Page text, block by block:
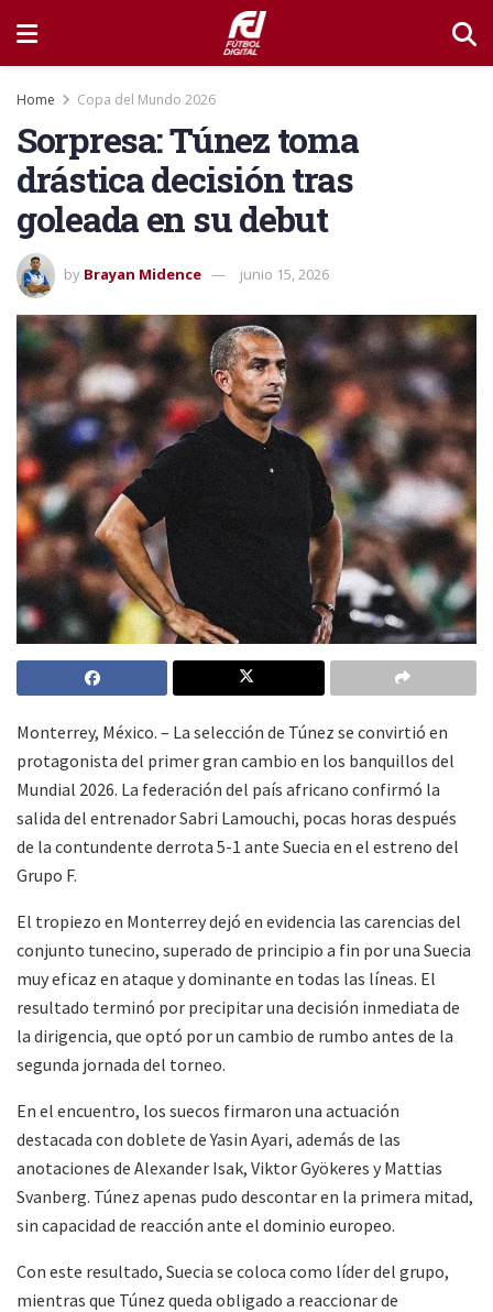
Home Copa del Mundo 2026
Sorpresa: Túnez toma
drástica decisión tras
goleada en su debut
by Brayan Midence junio 15, 2026
Monterrey, México. – La selección de Túnez se convirtió en
protagonista del primer gran cambio en los banquillos del
Mundial 2026. La federación del país africano confirmó la
salida del entrenador Sabri Lamouchi, pocas horas después
de la contundente derrota 5-1 ante Suecia en el estreno del
Grupo F.
El tropiezo en Monterrey dejó en evidencia las carencias del
conjunto tunecino, superado de principio a fin por una Suecia
muy eficaz en ataque y dominante en todas las líneas. El
resultado terminó por precipitar una decisión inmediata de
la dirigencia, que optó por un cambio de rumbo antes de la
segunda jornada del torneo.
En el encuentro, los suecos firmaron una actuación
destacada con doblete de Yasin Ayari, además de las
anotaciones de Alexander Isak, Viktor Gyökeres y Mattias
Svanberg. Túnez apenas pudo descontar en la primera mitad,
sin capacidad de reacción ante el dominio europeo.
Con este resultado, Suecia se coloca como líder del grupo,
mientras que Túnez queda obligado a reaccionar de